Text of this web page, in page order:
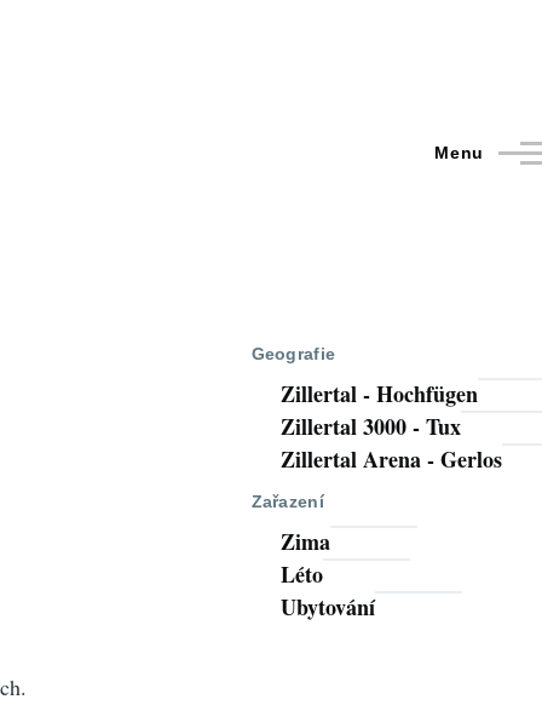
Menu
Geografie
Zillertal - Hochfügen
Zillertal 3000 - Tux
Zillertal Arena - Gerlos
Zařazení
Zima
Léto
Ubytování